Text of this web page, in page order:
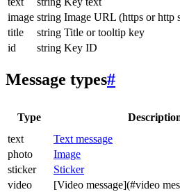
image string Image URL (https or http
title
string Title or tooltip key
id
string Key ID
Message types#
Type
text
Text message
photo
Image
sticker
Sticker
video
[Video message](#video